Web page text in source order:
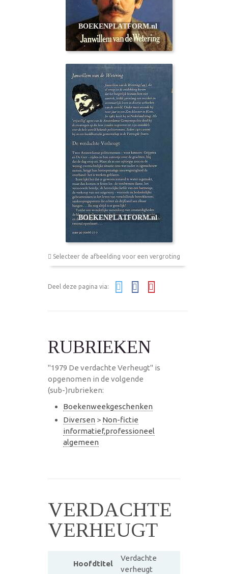
Selecteer de afbeelding voor een vergroting
Deel deze pagina via:
RUBRIEKEN
"1979 De verdachte Verheugt" is
opgenomen in de volgende
(sub-)rubrieken:
Boekenweekgeschenken
Diversen > Non-fictie
informatief,professioneel
algemeen
VERDACHTE
VERHEUGT
Hoofdtitel
Verdachte
verheugt